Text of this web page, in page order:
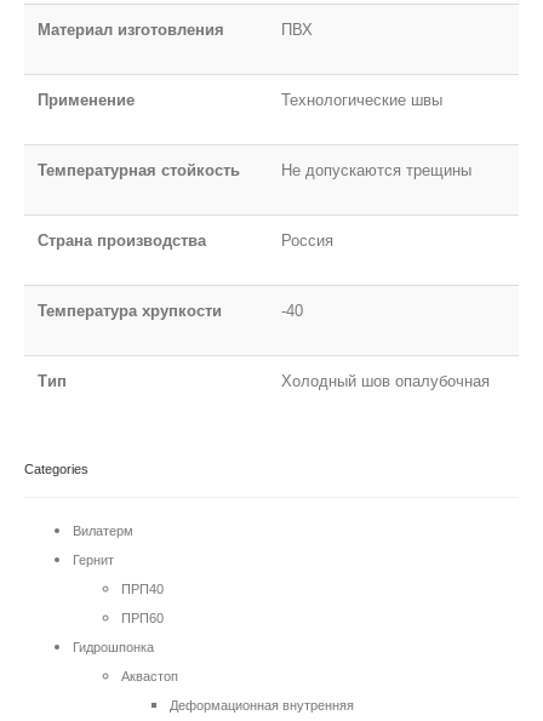
Материал изготовления ПВХ
Применение Технологические швы
Температурная стойкость Не допускаются трещины
Страна производства Россия
Температура хрупкости -40
Тип Холодный шов опалубочная
Categories
Вилатерм
Гернит
ПРП40
ПРП60
Гидрошпонка
Аквастоп
Деформационная внутренняя